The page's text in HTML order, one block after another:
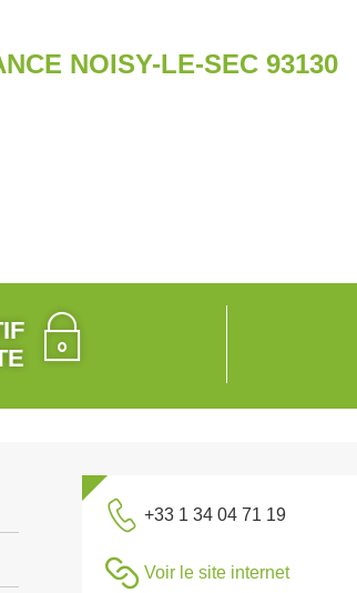
NOISY-LE-SEC 93130
+33 1 34 04 71 19
Voir le site internet